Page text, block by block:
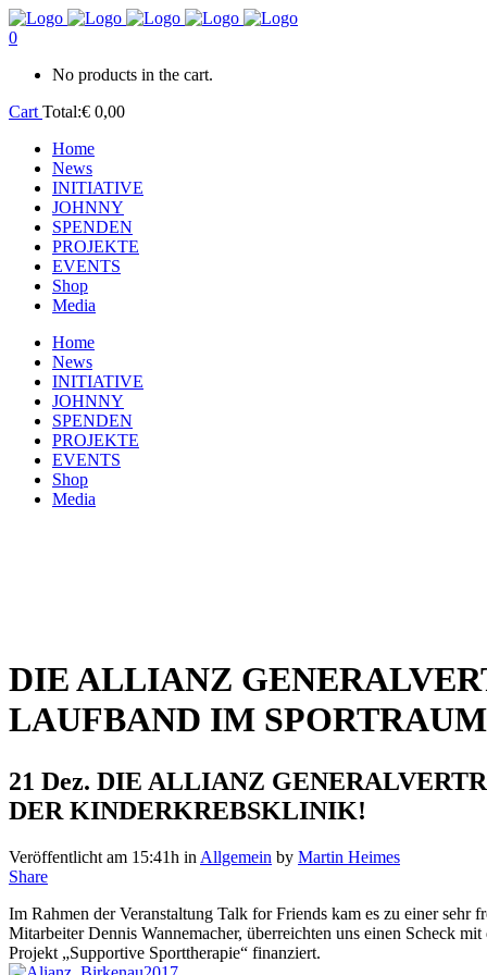
0
No products in the cart.
Cart Total:€ 0,00
Home
News
INITIATIVE
JOHNNY
SPENDEN
PROJEKTE
EVENTS
Shop
Media
Home
News
INITIATIVE
JOHNNY
SPENDEN
PROJEKTE
EVENTS
Shop
Media
DIE ALLIANZ
LAUFBAND IM
21 Dez. DIE ALLIANZ
DER KINDERKREBSKLINIK!
Veröffentlicht am 15:41h in Allgemein by Martin Heimes
Share
Im Rahmen der Veranstaltung Talk for Friends kam es zu einer
Mitarbeiter Dennis Wannemacher, überreichten uns einen Scheck
Projekt „Supportive Sporttherapie“ finanziert.